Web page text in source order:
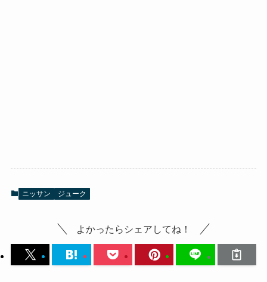
ニッサン ジューク
よかったらシェアしてね！